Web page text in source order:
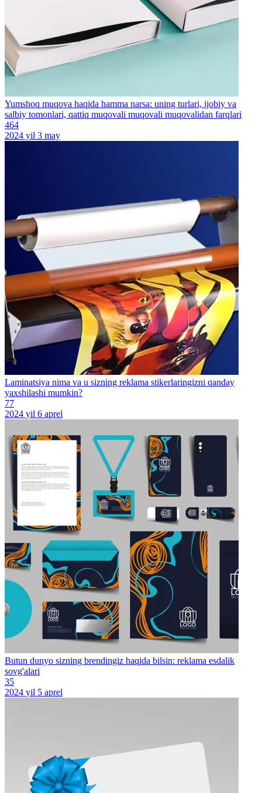
Yumshoq muqova haqida hamma narsa: uning turlari, ijobiy va
salbiy tomonlari, qattiq muqovali muqovali muqovalidan farqlari
464
2024 yil 3 may
Laminatsiya nima va u sizning reklama stikerlaringizni qanday
yaxshilashi mumkin?
77
2024 yil 6 aprel
Butun dunyo sizning brendingiz haqida bilsin: reklama esdalik
sovg'alari
35
2024 yil 5 aprel